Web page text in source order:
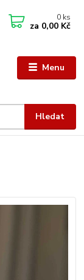
Menu
Hledat
0 ks
za 0,00 Kč